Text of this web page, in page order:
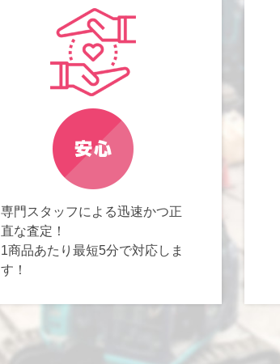
専門スタッフによる迅速かつ正
直な査定！
1商品あたり最短5分で対応しま
す！